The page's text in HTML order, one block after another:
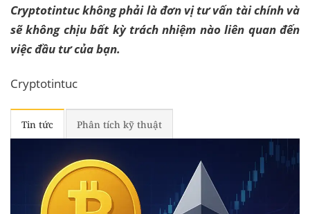
Cryptotintuc không phải là đơn vị tư vấn tài chính và
sẽ không chịu bất kỳ trách nhiệm nào liên quan đến
việc đầu tư của bạn.
Cryptotintuc
Tin tức Phân tích kỹ thuật